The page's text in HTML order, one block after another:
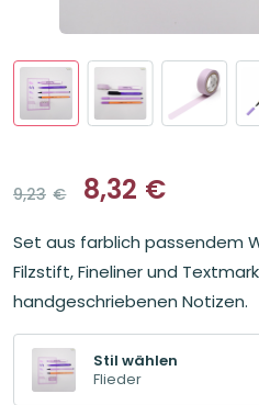
9,23 €
Ursprünglicher
Preis
war:
9,23€
8,32 €
Aktueller
Preis
ist:
8,32€.
Set aus farblich passendem
Filzstift, Fineliner und
handgeschriebenen Notizen.
Stil wählen
Flieder